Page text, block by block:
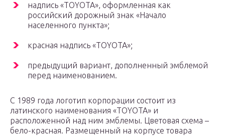
надпись «TOYOTA», оформленная как
российский дорожный знак «Начало
населенного пункта»;
красная надпись «TOYOTA»;
предыдущий вариант, дополненный эмблемой
перед наименованием.
С 1989 года логотип корпорации состоит из
латинского наименования «TOYOTA» и
расположенной над ним эмблемы. Цветовая схема –
бело-красная. Размещенный на корпусе товара